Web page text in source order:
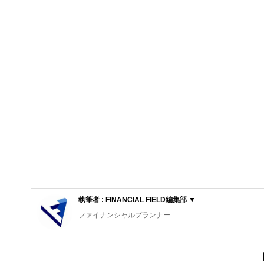
執筆者 : FINANCIAL FIELD編集部 ▼
ファイナンシャルプランナー
FinancialField編集部は、金融、経済に関する記事を、日